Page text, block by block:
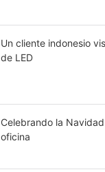
Un cliente indonesio
de LED
Celebrando la
oficina